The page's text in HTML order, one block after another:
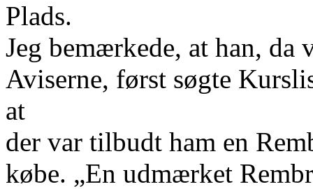
Plads.
Jeg bemærkede, at han,
Aviserne, først søgte
at
der var tilbudt ham en
købe. „En udmærket